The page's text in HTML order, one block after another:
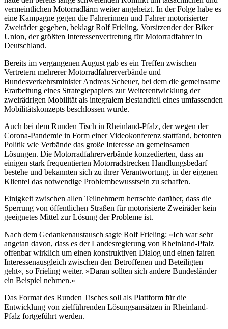
vermeintlichen Motorradlärm weiter angeheizt. In der Folge habe es
eine Kampagne gegen die Fahrerinnen und Fahrer motorisierter
Zweiräder gegeben, beklagt Rolf Frieling, Vorsitzender der Biker
Union, der größten Interessenvertretung für Motorradfahrer in
Deutschland.
Bereits im vergangenen August gab es ein Treffen zwischen
Vertretern mehrerer Motorradfahrerverbände und
Bundesverkehrsminister Andreas Scheuer, bei dem die gemeinsame
Erarbeitung eines Strategiepapiers zur Weiterentwicklung der
zweirädrigen Mobilität als integralem Bestandteil eines umfassenden
Mobilitätskonzepts beschlossen wurde.
Auch bei dem Runden Tisch in Rheinland-Pfalz, der wegen der
Corona-Pandemie in Form einer Videokonferenz stattfand, betonten
Politik wie Verbände das große Interesse an gemeinsamen
Lösungen. Die Motorradfahrerverbände konzedierten, dass an
einigen stark frequentierten Motorradstrecken Handlungsbedarf
bestehe und bekannten sich zu ihrer Verantwortung, in der eigenen
Klientel das notwendige Problembewusstsein zu schaffen.
Einigkeit zwischen allen Teilnehmern herrschte darüber, dass die
Sperrung von öffentlichen Straßen für motorisierte Zweiräder kein
geeignetes Mittel zur Lösung der Probleme ist.
Nach dem Gedankenaustausch sagte Rolf Frieling: »Ich war sehr
angetan davon, dass es der Landesregierung von Rheinland-Pfalz
offenbar wirklich um einen konstruktiven Dialog und einen fairen
Interessenausgleich zwischen den Betroffenen und Beteiligten
geht«, so Frieling weiter. »Daran sollten sich andere Bundesländer
ein Beispiel nehmen.«
Das Format des Runden Tisches soll als Plattform für die
Entwicklung von zielführenden Lösungsansätzen in Rheinland-
Pfalz fortgeführt werden.